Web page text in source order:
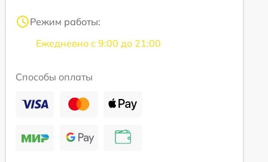
Режим работы:
Ежедневно с 9:00 до 21:00
Способы оплаты